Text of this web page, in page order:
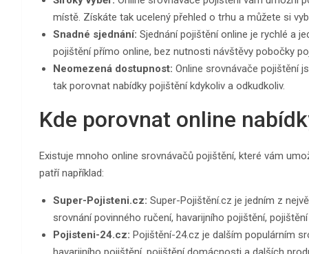
místě. Získáte tak ucelený přehled o trhu a můžete si
Snadné sjednání: Sjednání pojištění online je rychlé a
pojištění přímo online, bez nutnosti návštěvy pobočky
Neomezená dostupnost: Online srovnávače pojištění
tak porovnat nabídky pojištění kdykoliv a odkudkoliv.
Kde porovnat online
Existuje mnoho online srovnávačů pojištění, které vám
patří například:
Super-Pojisteni.cz: Super-Pojištění.cz je jedním z
srovnání povinného ručení, havarijního pojištění,
Pojisteni-24.cz: Pojištění-24.cz je dalším populárním